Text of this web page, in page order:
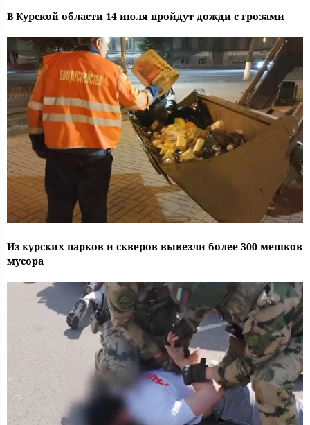
В Курской области 14 июля пройдут дожди с грозами
Из курских парков и скверов вывезли более 300 мешков
мусора